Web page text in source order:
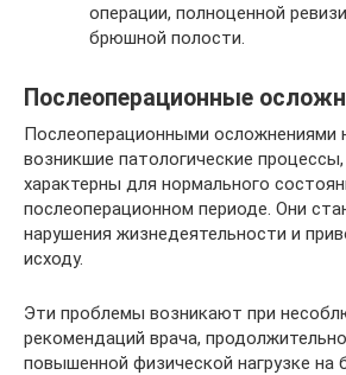
операции, полноценной
брюшной полости.
Послеоперационные
Послеоперационными осложнениями
возникшие патологические
характерны для нормального
послеоперационном периоде. Они
нарушения жизнедеятельности и
исходу.
Эти проблемы возникают при
рекомендаций врача,
повышенной физической нагрузке на